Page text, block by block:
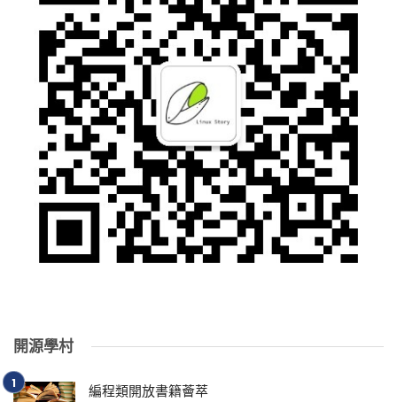
開源學村
編程類開放書籍薈萃